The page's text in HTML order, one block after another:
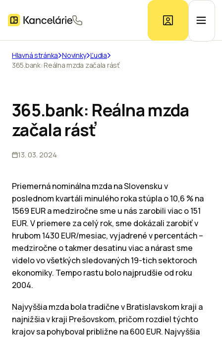
Hlavná stránka Novinky Ľudia
365.bank: Reálna mzda začala rásť
365.bank: Reálna mzda
začala rásť
13. 03. 2024
Priemerná nominálna mzda na Slovensku v
poslednom kvartáli minulého roka stúpla o 10,6 % na
1569 EUR a medziročne sme u nás zarobili viac o 151
EUR. V priemere za celý rok, sme dokázali zarobiť v
hrubom 1430 EUR/mesiac, vyjadrené v percentách –
medziročne o takmer desatinu viac a nárast sme
videlo vo všetkých sledovaných 19-tich sektoroch
ekonomiky. Tempo rastu bolo najprudšie od roku
2004.
Najvyššia mzda bola tradične v Bratislavskom kraji a
najnižšia v kraji Prešovskom, pričom rozdiel týchto
krajov sa pohyboval približne na 600 EUR. Najvyššia